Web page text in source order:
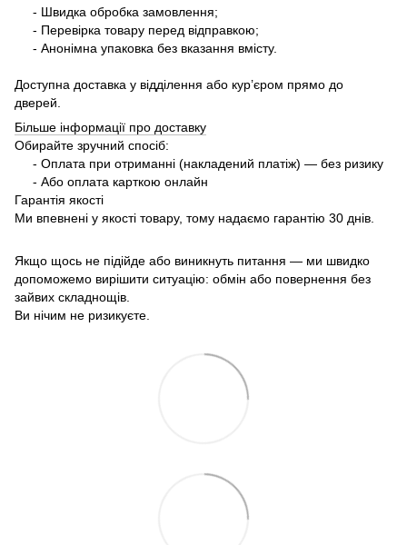
- Швидка обробка замовлення;
- Перевірка товару перед відправкою;
- Анонімна упаковка без вказання вмісту.
Доступна доставка у відділення або кур’єром прямо до
дверей.
Більше інформації про доставку
Обирайте зручний спосіб:
- Оплата при отриманні (накладений платіж) — без ризику
- Або оплата карткою онлайн
Гарантія якості
Ми впевнені у якості товару, тому надаємо гарантію 30 днів.
Якщо щось не підійде або виникнуть питання — ми швидко
допоможемо вирішити ситуацію: обмін або повернення без
зайвих складнощів.
Ви нічим не ризикуєте.